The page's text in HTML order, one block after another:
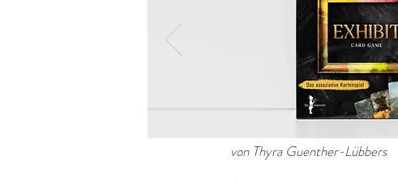
Cornelis
von Thyra Guenther-Lübbers